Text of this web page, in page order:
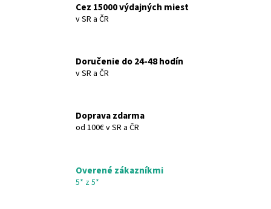
Cez 15000 výdajných miest
v SR a ČR
Doručenie do 24-48 hodín
v SR a ČR
Doprava zdarma
od 100€ v SR a ČR
Overené zákazníkmi
5* z 5*